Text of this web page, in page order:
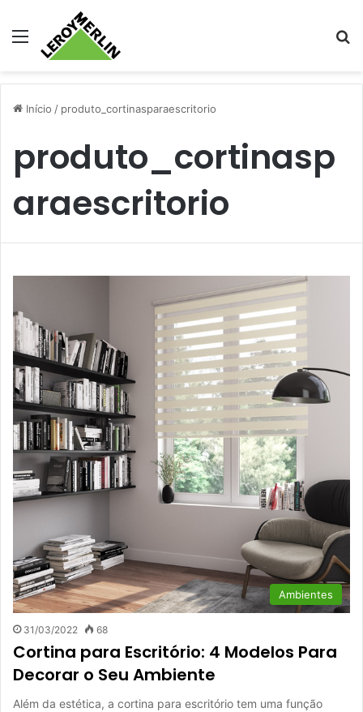
Menu
Início / produto_cortinasparaescritorio
produto_cortinasp
araescritorio
Ambientes
31/03/2022 68
Cortina para Escritório: 4 Modelos Para
Decorar o Seu Ambiente
Além da estética, a cortina para escritório tem uma função